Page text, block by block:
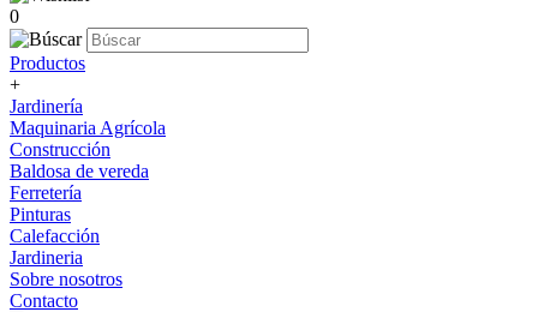
0
Productos
+
Jardinería
Maquinaria Agrícola
Construcción
Baldosa de vereda
Ferretería
Pinturas
Calefacción
Jardineria
Sobre nosotros
Contacto